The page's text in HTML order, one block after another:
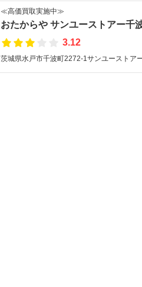
≪高価買取実施中≫
おたからや サンユーストアー千
3.12
茨城県水戸市千波町2272-1サンユーストア